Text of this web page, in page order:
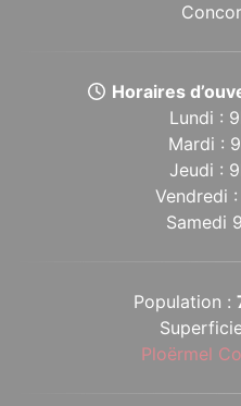
Horaires
Lundi :
Mardi :
Jeudi :
Vendredi
Samedi
Population :
Ploërmel